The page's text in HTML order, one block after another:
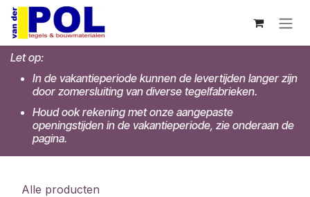
Overslaan naar inhoud
Let op:
In de vakantieperiode kunnen de levertijden langer zijn
door zomersluiting van diverse tegelfabrieken.
Houd ook rekening met onze aangepaste
openingstijden in de vakantieperiode, zie onderaan de
pagina.
Alle producten